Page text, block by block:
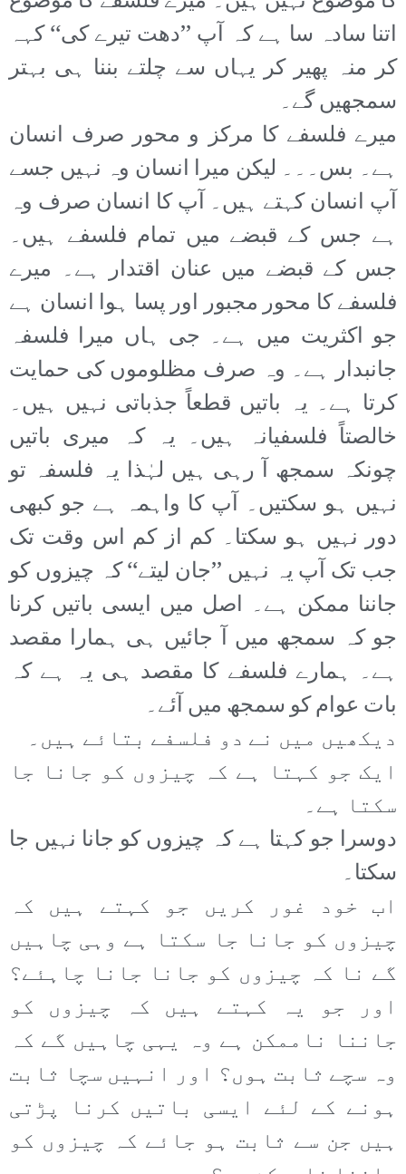
اتنا سادہ سا ہے کہ آپ ’’دھت تیرے کی‘‘ کہہ
کر منہ پھیر کر یہاں سے چلتے بننا ہی بہتر
سمجھیں گے۔
میرے فلسفے کا مرکز و محور صرف انسان
ہے۔ بس۔۔۔ لیکن میرا انسان وہ نہیں جسے
آپ انسان کہتے ہیں۔ آپ کا انسان صرف وہ
ہے جس کے قبضے میں تمام فلسفے ہیں۔
جس کے قبضے میں عنان اقتدار ہے۔ میرے
فلسفے کا محور مجبور اور پسا ہوا انسان ہے
جو اکثریت میں ہے۔ جی ہاں میرا فلسفہ
جانبدار ہے۔ وہ صرف مظلوموں کی حمایت
کرتا ہے۔ یہ باتیں قطعاً جذباتی نہیں ہیں۔
خالصتاً فلسفیانہ ہیں۔ یہ کہ میری باتیں
چونکہ سمجھ آ رہی ہیں لہٰذا یہ فلسفہ تو
نہیں ہو سکتیں۔ آپ کا واہمہ ہے جو کبھی
دور نہیں ہو سکتا۔ کم از کم اس وقت تک
جب تک آپ یہ نہیں ’’جان لیتے‘‘ کہ چیزوں کو
جاننا ممکن ہے۔ اصل میں ایسی باتیں کرنا
جو کہ سمجھ میں آ جائیں ہی ہمارا مقصد
ہے۔ ہمارے فلسفے کا مقصد ہی یہ ہے کہ
بات عوام کو سمجھ میں آئے۔
دیکھیں میں نے دو فلسفے بتائے ہیں۔
ایک جو کہتا ہے کہ چیزوں کو جانا جا
سکتا ہے۔
دوسرا جو کہتا ہے کہ چیزوں کو جانا نہیں جا
سکتا۔
اب خود غور کریں جو کہتے ہیں کہ
چیزوں کو جانا جا سکتا ہے وہی چاہیں
گے نا کہ چیزوں کو جانا جانا چاہئے؟
اور جو یہ کہتے ہیں کہ چیزوں کو
جاننا ناممکن ہے وہ یہی چاہیں گے کہ
وہ سچے ثابت ہوں؟ اور انہیں سچا ثابت
ہونے کے لئے ایسی باتیں کرنا پڑتی
ہیں جن سے ثابت ہو جائے کہ چیزوں کو